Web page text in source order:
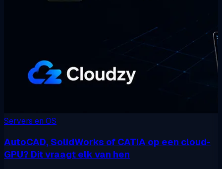
Servers en OS
AutoCAD, SolidWorks of CATIA op een cloud-
GPU? Dit vraagt elk van hen